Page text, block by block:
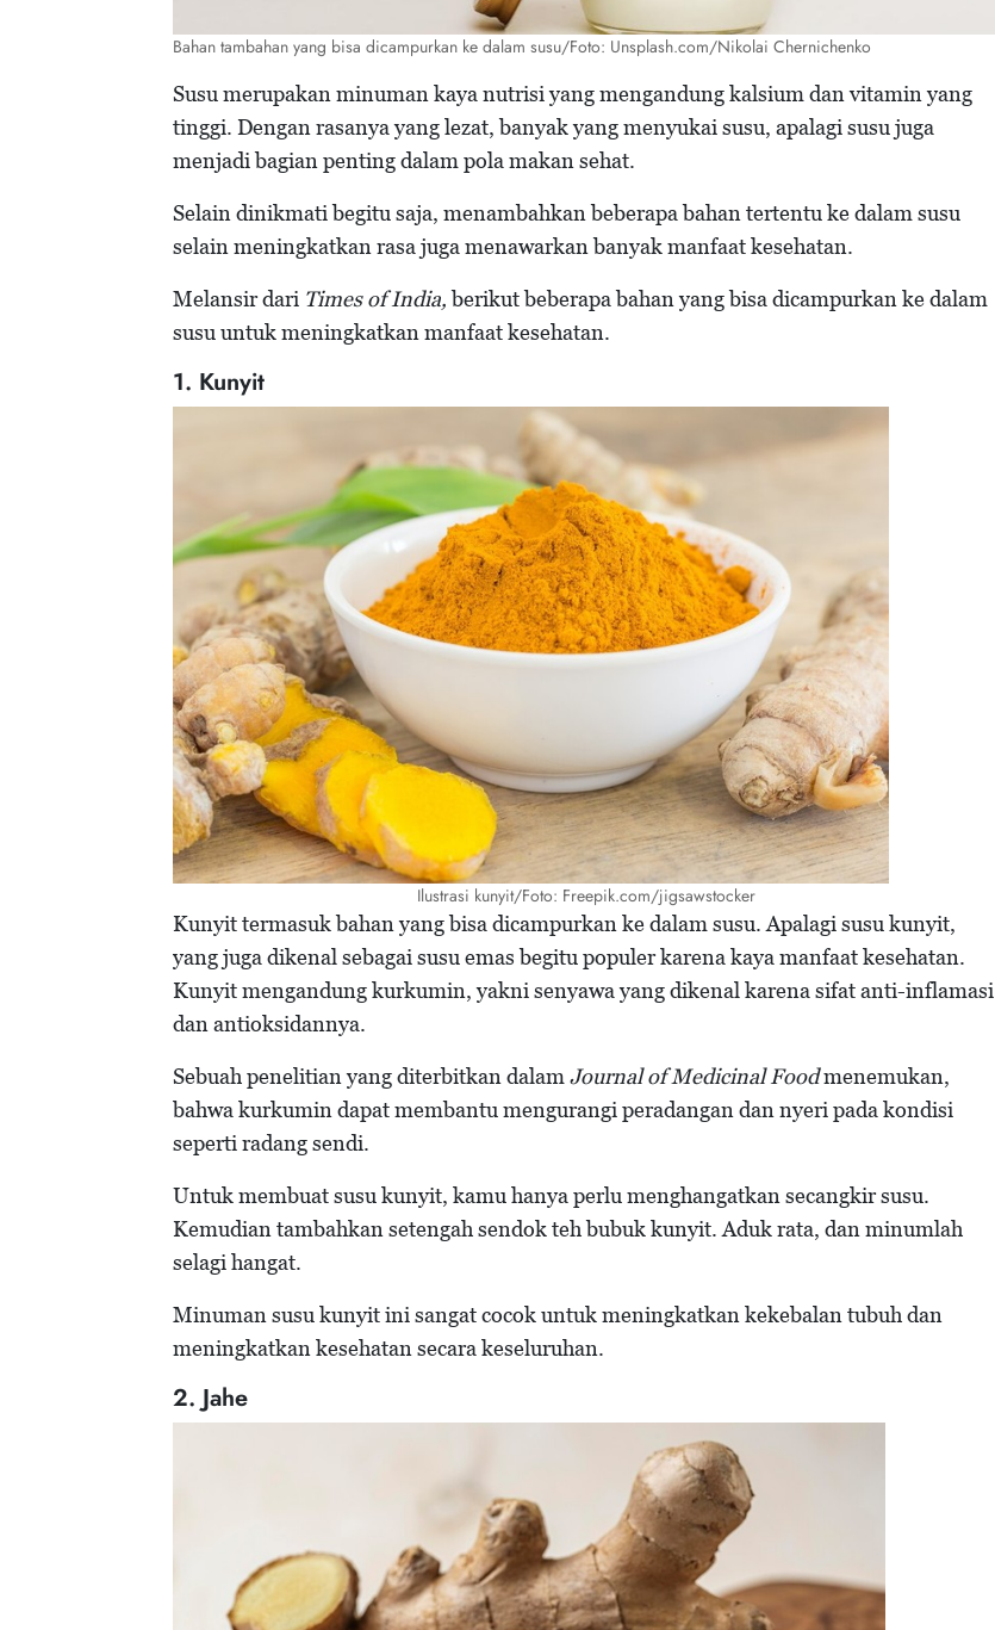
Bahan tambahan yang bisa dicampurkan ke dalam susu/Foto: Unsplash.com/Nikolai Chernichenko
Susu merupakan minuman kaya nutrisi yang mengandung kalsium dan vitamin yang
tinggi. Dengan rasanya yang lezat, banyak yang menyukai susu, apalagi susu juga
menjadi bagian penting dalam pola makan sehat.
Selain dinikmati begitu saja, menambahkan beberapa bahan tertentu ke dalam susu
selain meningkatkan rasa juga menawarkan banyak manfaat kesehatan.
Melansir dari Times of India,berikut beberapa bahan yang bisa dicampurkan ke dalam
susu untuk meningkatkan manfaat kesehatan.
1. Kunyit
Ilustrasi kunyit/Foto: Freepik.com/jigsawstocker
Kunyit termasuk bahan yang bisa dicampurkan ke dalam susu. Apalagi susu kunyit,
yang juga dikenal sebagai susu emas begitu populer karena kaya manfaat kesehatan.
Kunyit mengandung kurkumin, yakni senyawa yang dikenal karena sifat anti-inflamasi
dan antioksidannya.
Sebuah penelitian yang diterbitkan dalamJournal of Medicinal Foodmenemukan,
bahwa kurkumin dapat membantu mengurangi peradangan dan nyeri pada kondisi
seperti radang sendi.
Untuk membuat susu kunyit, kamu hanya perlu menghangatkan secangkir susu.
Kemudian tambahkan setengah sendok teh bubuk kunyit. Aduk rata, dan minumlah
selagi hangat.
Minuman susu kunyit ini sangat cocok untuk meningkatkan kekebalan tubuh dan
meningkatkan kesehatan secara keseluruhan.
2. Jahe